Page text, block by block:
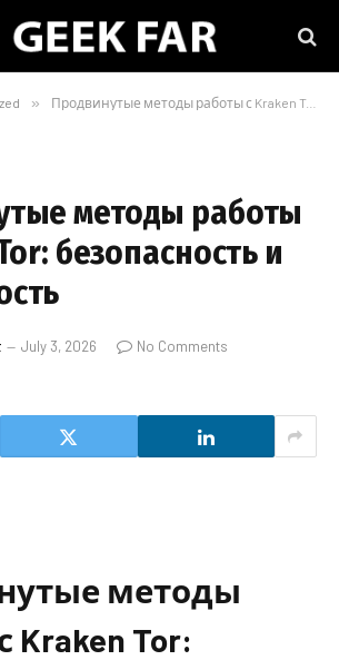
» Продвинутые методы работы с Kraken Tor: безопасность и анонимность
методы работы
безопасность и
July 3, 2026
No Comments
методы
Kraken Tor: